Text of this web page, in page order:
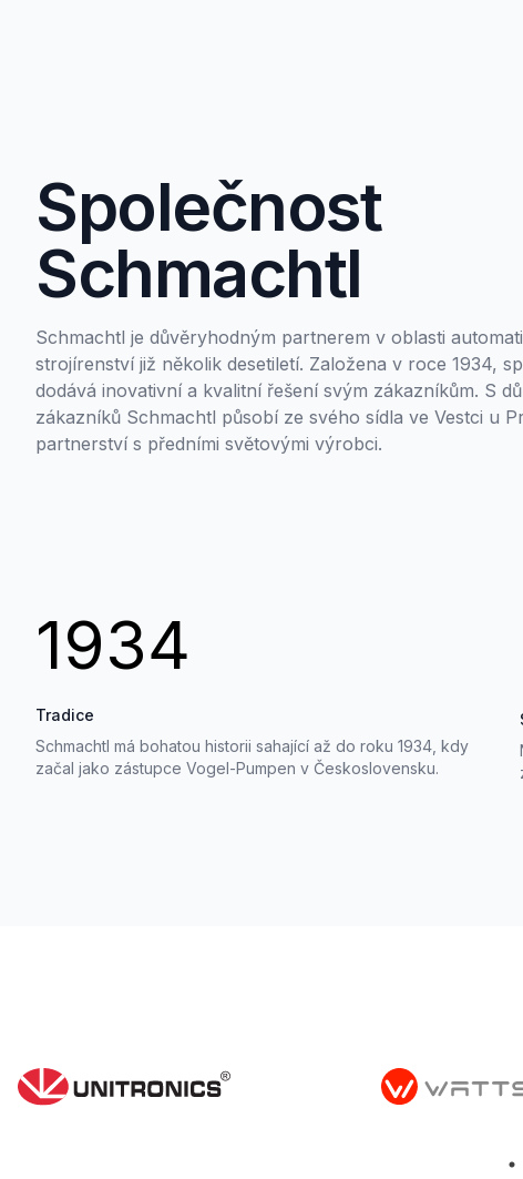
Společnost
Schmachtl
Schmachtl je důvěryhodným partnerem v oblasti
strojírenství již několik desetiletí. Založena v roce 1934,
dodává inovativní a kvalitní řešení svým zákazníkům. S
zákazníků Schmachtl působí ze svého sídla ve Vestci u
partnerství s předními světovými výrobci.
1934
Tradice
Schmachtl má bohatou historii sahající až do roku 1934, kdy
začal jako zástupce Vogel-Pumpen v Československu.